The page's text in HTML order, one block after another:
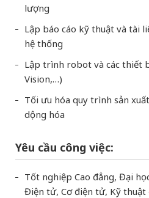
lượng
Lập báo cáo kỹ thuật và tài
hệ thống
Lập trình robot và các thiết
Vision,…)
Tối ưu hóa quy trình sản
dộng hóa
Yêu cầu công việc:
Tốt nghiệp Cao đẳng, Đại
Điện tử, Cơ điện tử, Kỹ